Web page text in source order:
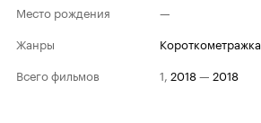
Место рождения
—
Жанры
короткометражка
Всего фильмов
1, 2018— 2018